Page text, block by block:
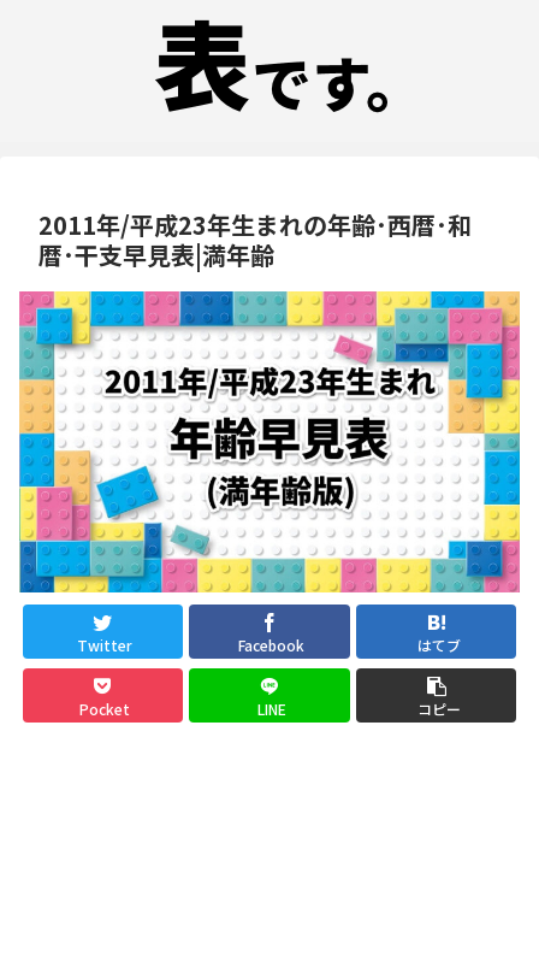
2011年/平成23年生まれの年齢･西暦･和
暦･干支早見表|満年齢
Twitter Facebook はてブ
Pocket LINE コピー